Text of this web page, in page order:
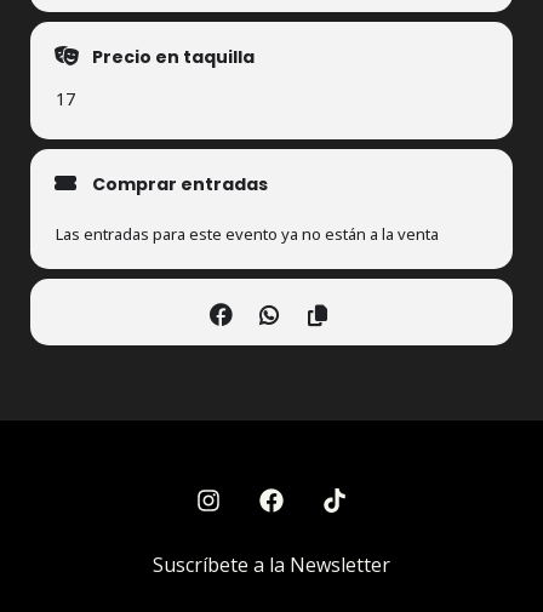
Precio en taquilla
17
Comprar entradas
Las entradas para este evento ya no están a la venta
Suscríbete a la Newsletter